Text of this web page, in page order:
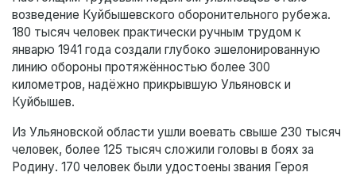
возведение Куйбышевского оборонительного рубежа.
180 тысяч человек практически ручным трудом к
январю 1941 года создали глубоко эшелонированную
линию обороны протяжённостью более 300
километров, надёжно прикрывшую Ульяновск и
Куйбышев.
Из Ульяновской области ушли воевать свыше 230 тысяч
человек, более 125 тысяч сложили головы в боях за
Родину. 170 человек были удостоены звания Героя